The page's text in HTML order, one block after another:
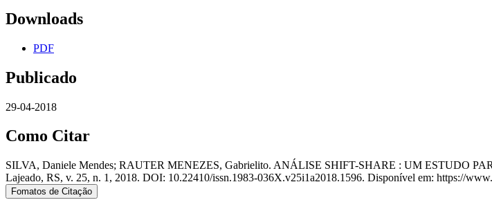
Downloads
PDF
Publicado
29-04-2018
Como Citar
SILVA, Daniele Mendes; RAUTER MENEZES, Gabrielito. ANÁLISE SHIFT-SHARE : UM ESTUDO
Lajeado, RS, v. 25, n. 1, 2018. DOI: 10.22410/issn.1983-036X.v25i1a2018.1596. Disponível em: https://
Fomatos de Citação